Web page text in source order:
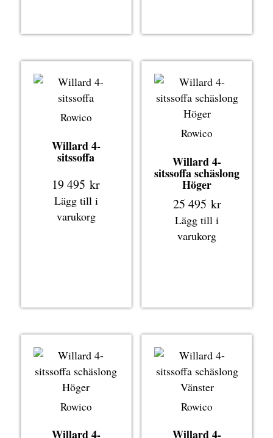
Rowico
Willard 4-
sitssoffa
19 495kr
Lägg till i
varukorg
Rowico
Willard 4-
sitssoffa schäslong
Höger
25 495 kr
Lägg till i
varukorg
Rowico
Willard 4-
Rowico
Willard 4-